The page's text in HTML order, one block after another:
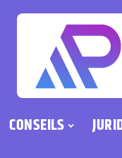
CONSEILS